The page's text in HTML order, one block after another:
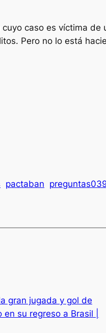
caso es víctima de
Pero no lo está
pactaban
gran jugada y gol de
su regreso a Brasil |